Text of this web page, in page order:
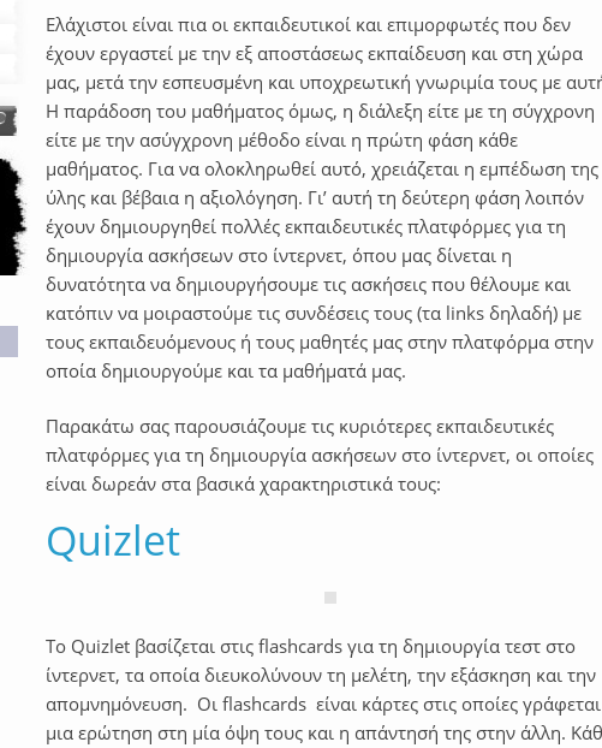
Ελάχιστοι είναι πια οι εκπαιδευτικοί και επιμορφωτές που δεν
έχουν εργαστεί με την εξ αποστάσεως εκπαίδευση και στη χώρα
μας, μετά την εσπευσμένη και υποχρεωτική γνωριμία τους με
Η παράδοση του μαθήματος όμως, η διάλεξη είτε με τη σύγχρονη
είτε με την ασύγχρονη μέθοδο είναι η πρώτη φάση κάθε
μαθήματος. Για να ολοκληρωθεί αυτό, χρειάζεται η εμπέδωση της
ύλης και βέβαια η αξιολόγηση. Γι’ αυτή τη δεύτερη φάση λοιπόν
έχουν δημιουργηθεί πολλές εκπαιδευτικές πλατφόρμες για τη
δημιουργία ασκήσεων στο ίντερνετ, όπου μας δίνεται η
δυνατότητα να δημιουργήσουμε τις ασκήσεις που θέλουμε και
κατόπιν να μοιραστούμε τις συνδέσεις τους (τα links δηλαδή) με
τους εκπαιδευόμενους ή τους μαθητές μας στην πλατφόρμα στην
οποία δημιουργούμε και τα μαθήματά μας.
Παρακάτω σας παρουσιάζουμε τις κυριότερες εκπαιδευτικές
πλατφόρμες για τη δημιουργία ασκήσεων στο ίντερνετ, οι οποίες
είναι δωρεάν στα βασικά χαρακτηριστικά τους:
Quizlet
Το Quizlet βασίζεται στις flashcards για τη δημιουργία τεστ στο
ίντερνετ, τα οποία διευκολύνουν τη μελέτη, την εξάσκηση και την
απομνημόνευση. Οι flashcards είναι κάρτες στις οποίες
μια ερώτηση στη μία όψη τους και η απάντησή της στην άλλη.